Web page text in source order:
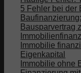
5 Fehler bei der
Bausparvertrag
Immobilie
Eigenkapital
Immobilie ohne